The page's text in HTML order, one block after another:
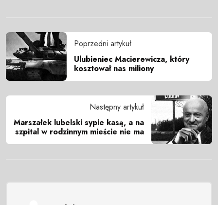
Poprzedni artykuł
Ulubieniec Macierewicza, który
kosztował nas miliony
Następny artykuł
Marszałek lubelski sypie kasą, a na
szpital w rodzinnym mieście nie ma